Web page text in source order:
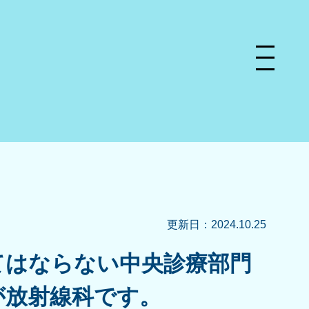
更新日：2024.10.25
ならない中央診療部門
射線科です。